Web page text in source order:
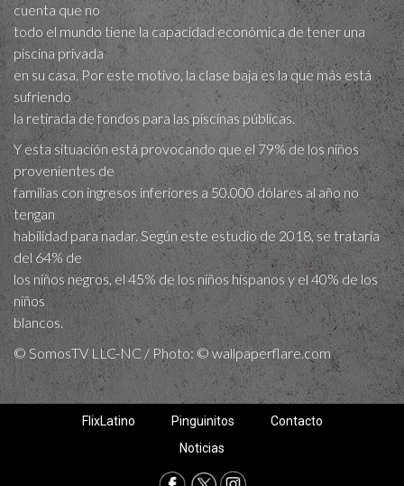
cuenta que no
todo el mundo tiene la capacidad económica de tener una
piscina privada
en su casa. Por este motivo, la clase baja es la que más está
sufriendo
la retirada de fondos para las piscinas públicas.
Y esta situación está provocando que el 79% de los niños
provenientes de
familias con ingresos inferiores a 50.000 dólares al año no
tengan
habilidad para nadar. Según este estudio de 2018, se trataría
del 64% de
los niños negros, el 45% de los niños hispanos y el 40% de los
niños
blancos.
© SomosTV LLC-NC / Photo: © wallpaperflare.com
FlixLatino Pinguinitos
Contacto
Noticias